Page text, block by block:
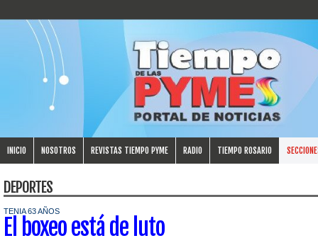
INICIO NOSOTROS REVISTAS TIEMPO PYME RADIO TIEMPO ROSARIO
DEPORTES
TENIA 63 AÑOS
El boxeo está de luto